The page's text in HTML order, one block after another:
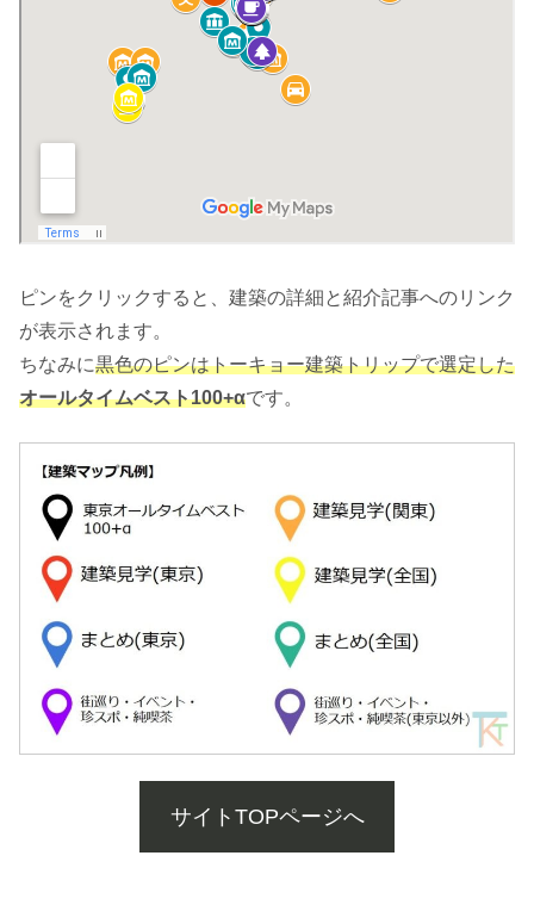
ピンをクリックすると、建築の詳細と紹介記事へのリンク
が表示されます。
ちなみに黒色のピンはトーキョー建築トリップで選定した
オールタイムベスト100+αです。
サイトTOPページへ